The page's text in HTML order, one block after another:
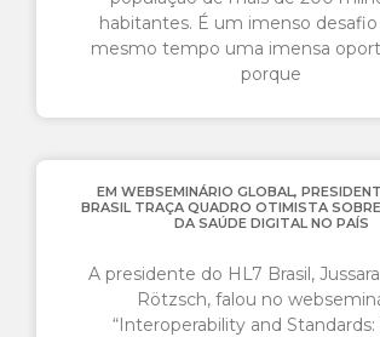
habitantes. É um imenso
mesmo tempo uma imensa
porque
EM WEBSEMINÁRIO GLOBAL,
BRASIL TRAÇA QUADRO OTIMISTA
DA SAÚDE DIGITAL NO PAÍS
A presidente do HL7 Brasil,
Rötzsch, falou no
“Interoperability and